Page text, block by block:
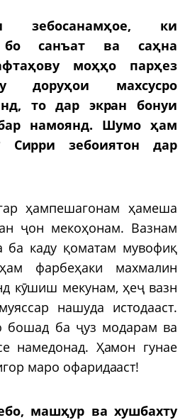
зебосанамҳое, ки
бо санъат ва саҳна
моҳҳо парҳез
доруҳои махсусро
то дар экран бонуи
намоянд. Шумо ҳам
Сирри зебоиятон дар
ҳампешагонам ҳамеша
ҷон мекоҳонам. Вазнам
ба каду қоматам мувофиқ
фарбеҳаки махмалин
кӯшиш мекунам, ҳеҷ вазн
нашуда истодааст.
бошад ба ҷуз модарам ва
намедонад. Ҳамон гунае
маро офаридааст!
машҳур ва хушбахту